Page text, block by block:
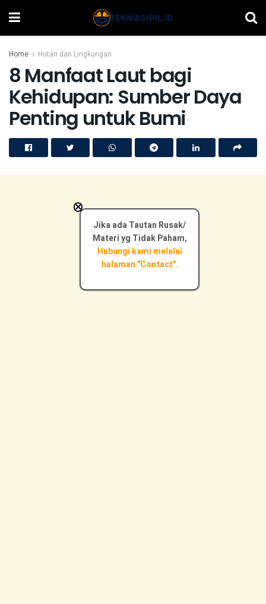
Home Hutan dan Lingkungan
8 Manfaat Laut bagi
Kehidupan: Sumber Daya
Penting untuk Bumi
Jika ada Tautan Rusak/
Materi yg Tidak Paham,
Hubungi kami melalui
halaman "Contact".
×